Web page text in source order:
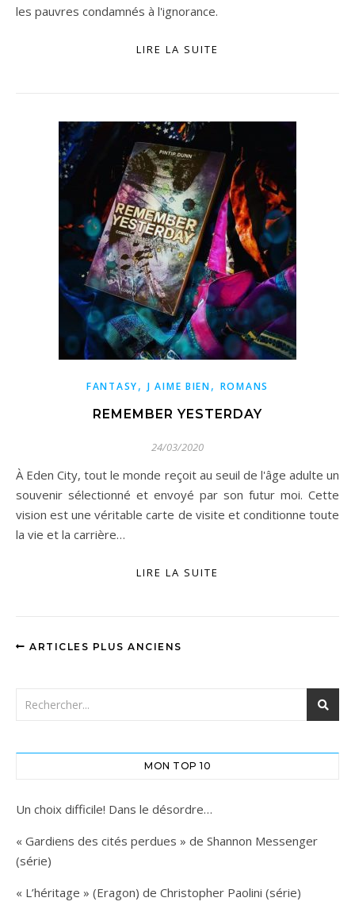
les pauvres condamnés à l'ignorance.
LIRE LA SUITE
FANTASY, J AIME BIEN, ROMANS
REMEMBER YESTERDAY
24/03/2020
À Eden City, tout le monde reçoit au seuil de l'âge adulte un
souvenir sélectionné et envoyé par son futur moi. Cette
vision est une véritable carte de visite et conditionne toute
la vie et la carrière…
LIRE LA SUITE
ARTICLES PLUS ANCIENS
MON TOP 10
Un choix difficile! Dans le désordre…
« Gardiens des cités perdues » de Shannon Messenger
(série)
« L’héritage » (Eragon) de Christopher Paolini (série)